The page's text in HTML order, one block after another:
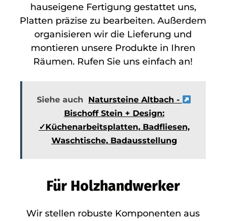
hauseigene Fertigung gestattet uns,
Platten präzise zu bearbeiten. Außerdem
organisieren wir die Lieferung und
montieren unsere Produkte in Ihren
Räumen. Rufen Sie uns einfach an!
Siehe auch
Natursteine Altbach -
Bischoff Stein + Design:
✓Küchenarbeitsplatten, Badfliesen,
Waschtische, Badausstellung
Für Holzhandwerker
Wir stellen robuste Komponenten aus